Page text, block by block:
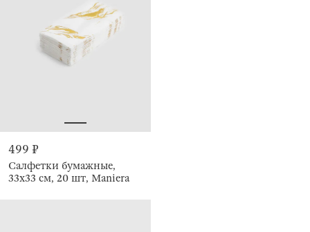
499 ₽
Салфетки бумажные,
33х33 см, 20 шт, Maniera